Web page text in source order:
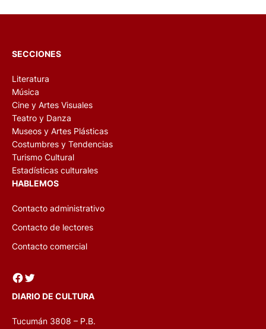
SECCIONES
Literatura
Música
Cine y Artes Visuales
Teatro y Danza
Museos y Artes Plásticas
Costumbres y Tendencias
Turismo Cultural
Estadísticas culturales
HABLEMOS
Contacto administrativo
Contacto de lectores
Contacto comercial
Facebook Twitter
DIARIO DE CULTURA
Tucumán 3808 – P.B.